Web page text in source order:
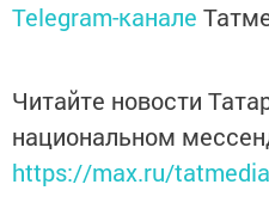
Telegram-канале
Читайте новости
национальном
https://max.ru/tatmedia